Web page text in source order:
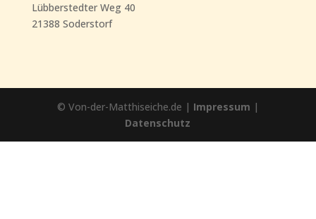
Lübberstedter Weg 40
21388 Soderstorf
© Von-der-Matthiseiche.de | Impressum |
Datenschutz